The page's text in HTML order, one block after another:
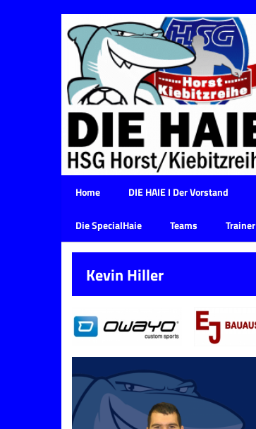
Home DIE HAIE I Der Vorstand
Die SpecialHaie Teams Trainer
Kevin Hiller